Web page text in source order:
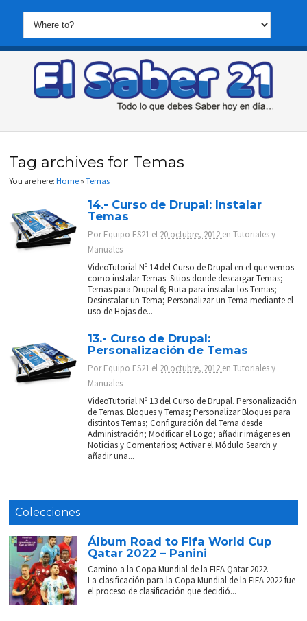
Tag archives for Temas
You are here:Home »Temas
14.- Curso de Drupal: Instalar
Temas
PorEquipo ES21 el 20 octubre, 2012 enTutoriales y
Manuales
VideoTutorial Nº 14 del Curso de Drupal en el que vemos
como instalar Temas. Sitios donde descargar Temas;
Temas para Drupal 6; Ruta para instalar los Temas;
Desinstalar un Tema; Personalizar un Tema mediante el
uso de Hojas de...
13.- Curso de Drupal:
Personalización de Temas
PorEquipo ES21 el 20 octubre, 2012 enTutoriales y
Manuales
VideoTutorial Nº 13 del Curso de Drupal. Personalización
de Temas. Bloques y Temas; Personalizar Bloques para
distintos Temas; Configuración del Tema desde
Administración; Modificar el Logo; añadir imágenes en
Noticias y Comentarios; Activar el Módulo Search y
añadir una...
Colecciones
Álbum Road to Fifa World Cup
Qatar 2022 – Panini
Camino a la Copa Mundial de la FIFA Qatar 2022.
La clasificación para la Copa Mundial de la FIFA 2022 fue
el proceso de clasificación que decidió...